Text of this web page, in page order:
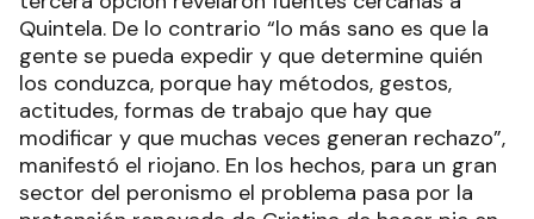
Quintela. De lo contrario “lo más sano es que la
gente se pueda expedir y que determine quién
los conduzca, porque hay métodos, gestos,
actitudes, formas de trabajo que hay que
modificar y que muchas veces generan rechazo”,
manifestó el riojano. En los hechos, para un gran
sector del peronismo el problema pasa por la